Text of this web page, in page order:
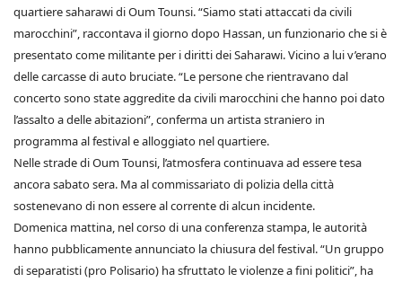
quartiere saharawi di Oum Tounsi. “Siamo stati attaccati da civili
marocchini”, raccontava il giorno dopo Hassan, un funzionario che si è
presentato come militante per i diritti dei Saharawi. Vicino a lui v’erano
delle carcasse di auto bruciate. “Le persone che rientravano dal
concerto sono state aggredite da civili marocchini che hanno poi dato
l’assalto a delle abitazioni”, conferma un artista straniero in
programma al festival e alloggiato nel quartiere.
Nelle strade di Oum Tounsi, l’atmosfera continuava ad essere tesa
ancora sabato sera. Ma al commissariato di polizia della città
sostenevano di non essere al corrente di alcun incidente.
Domenica mattina, nel corso di una conferenza stampa, le autorità
hanno pubblicamente annunciato la chiusura del festival. “Un gruppo
di separatisti (pro Polisario) ha sfruttato le violenze a fini politici”, ha